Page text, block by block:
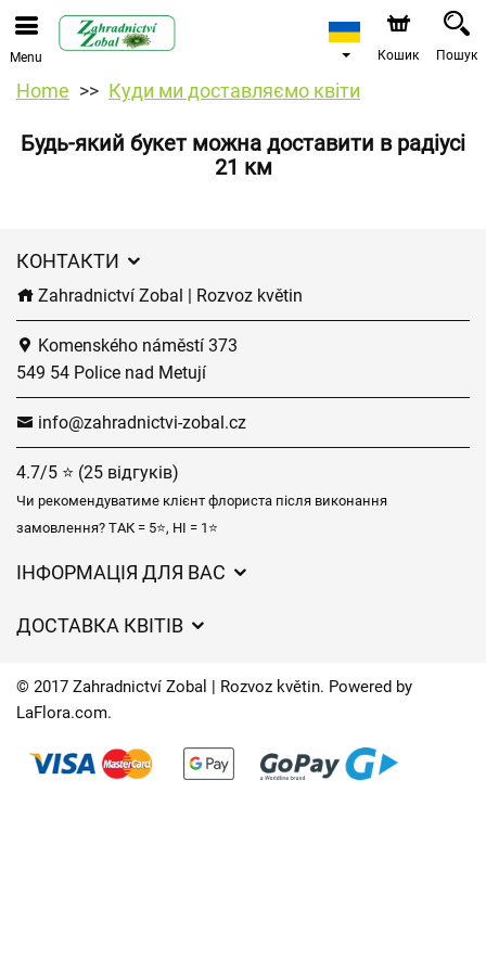
Menu Кошик Пошук
Home Куди ми доставляємо квіти
Будь-який букет можна доставити в радіусі
21 км
КОНТАКТИ
Zahradnictví Zobal | Rozvoz květin
Komenského náměstí 373
549 54 Police nad Metují
info@zahradnictvi-zobal.cz
4.7/5 ⭐ (25 відгуків)
Чи рекомендуватиме клієнт флориста після виконання
замовлення? ТАК = 5⭐, НІ = 1⭐
ІНФОРМАЦІЯ ДЛЯ ВАС
Захист персональних даних
Час доставки квітів – огляд можливостей
ДОСТАВКА КВІТІВ
Куди ми доставляємо квіти
Контакти
© 2017 Zahradnictví Zobal | Rozvoz květin. Powered by
LaFlora.com.